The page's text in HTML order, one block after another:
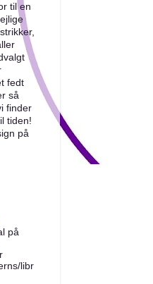
til en
fedt
så
finder
tiden!
på
på
libr